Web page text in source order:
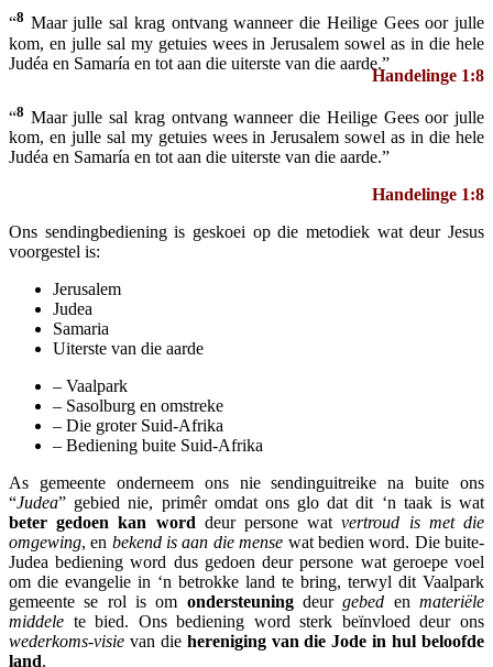
“8 Maar julle sal krag ontvang wanneer die Heilige Gees oor julle
kom, en julle sal my getuies wees in Jerusalem sowel as in die hele
Judéa en Samaría en tot aan die uiterste van die aarde.”
Handelinge 1:8
“8 Maar julle sal krag ontvang wanneer die Heilige Gees oor julle
kom, en julle sal my getuies wees in Jerusalem sowel as in die hele
Judéa en Samaría en tot aan die uiterste van die aarde.”
Handelinge 1:8
Ons sendingbediening is geskoei op die metodiek wat deur Jesus
voorgestel is:
Jerusalem
Judea
Samaria
Uiterste van die aarde
– Vaalpark
– Sasolburg en omstreke
– Die groter Suid-Afrika
– Bediening buite Suid-Afrika
As gemeente onderneem ons nie sendinguitreike na buite ons
“Judea” gebied nie, primêr omdat ons glo dat dit ‘n taak is wat
beter gedoen kan word deur persone watvertroud is met die
omgewing, en bekend is aan die mense wat bedien word. Die buite-
Judea bediening word dus gedoen deur persone wat geroepe voel
om die evangelie in ‘n betrokke land te bring, terwyl dit Vaalpark
gemeente se rol is om ondersteuningdeurgebed enmateriële
middele te bied. Ons bediening word sterk beïnvloed deur ons
wederkoms-visie van die hereniging van die Jode in hul beloofde
land.